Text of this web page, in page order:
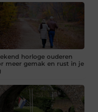
horloge ouderen
meer gemak en rust in je